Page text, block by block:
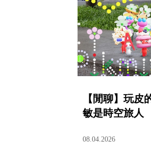
【閒聊】玩皮
敏是時空旅人
08.04.2026